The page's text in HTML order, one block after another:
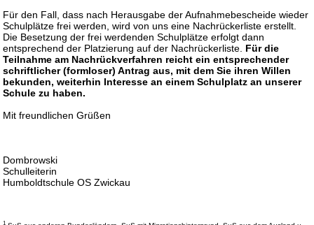
Für den Fall, dass nach Herausgabe der Aufnahmebescheide wieder
Schulplätze frei werden, wird von uns eine Nachrückerliste erstellt.
Die Besetzung der frei werdenden Schulplätze erfolgt dann
entsprechend der Platzierung auf der Nachrückerliste. Für die
Teilnahme am Nachrückverfahren reicht ein entsprechender
schriftlicher (formloser) Antrag aus, mit dem Sie ihren Willen
bekunden, weiterhin Interesse an einem Schulplatz an unserer
Schule zu haben.
Mit freundlichen Grüßen
Dombrowski
Schulleiterin
Humboldtschule OS Zwickau
1